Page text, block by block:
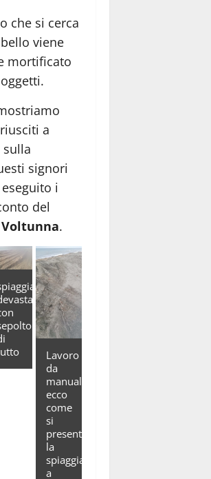
che si cerca
viene
mortificato
a
signori
i
del
Voltunna.
Lavoro
da
manuale,
ecco
come
si
presenta
la
spiaggia
a